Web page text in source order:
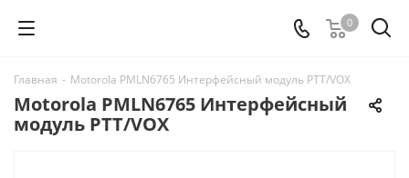
0
Главная - Motorola PMLN6765 Интерфейсный модуль PТT/VOX
Motorola PMLN6765 Интерфейсный
модуль PТT/VOX